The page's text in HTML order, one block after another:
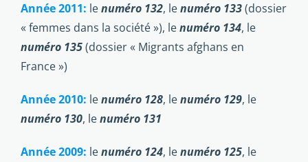
Année 2011: lenuméro 132, lenuméro 133(dossier
« femmes dans la société »), lenuméro 134, le
numéro 135(dossier « Migrants afghans en
France »)
Année 2010: lenuméro 128, lenuméro 129, le
numéro 130, lenuméro 131
Année 2009: lenuméro 124, lenuméro 125, le